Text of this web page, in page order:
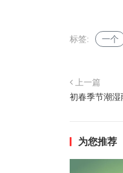
标签: 一个
上一篇
初春季节潮
为您推荐